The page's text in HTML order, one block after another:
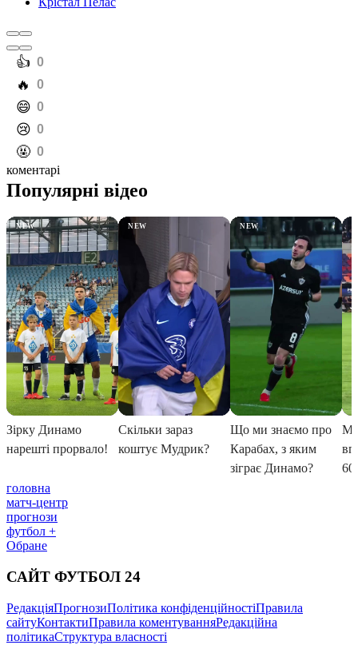
️👍 0
️🔥 0
️😄 0
️😢 0
️🤬 0
коментарі
головна
матч-центр
прогнози
футбол +
Обране
САЙТ ФУТБОЛ 24
РедакціяПрогнозиПолітика конфіденційностіПравила
сайтуКонтактиПравила коментуванняРедакційна
політикаСтруктура власності